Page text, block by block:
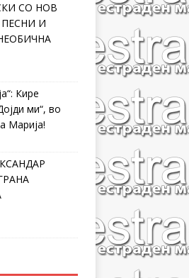
СО НОВ
И
Кире
ми“, во
Марија!